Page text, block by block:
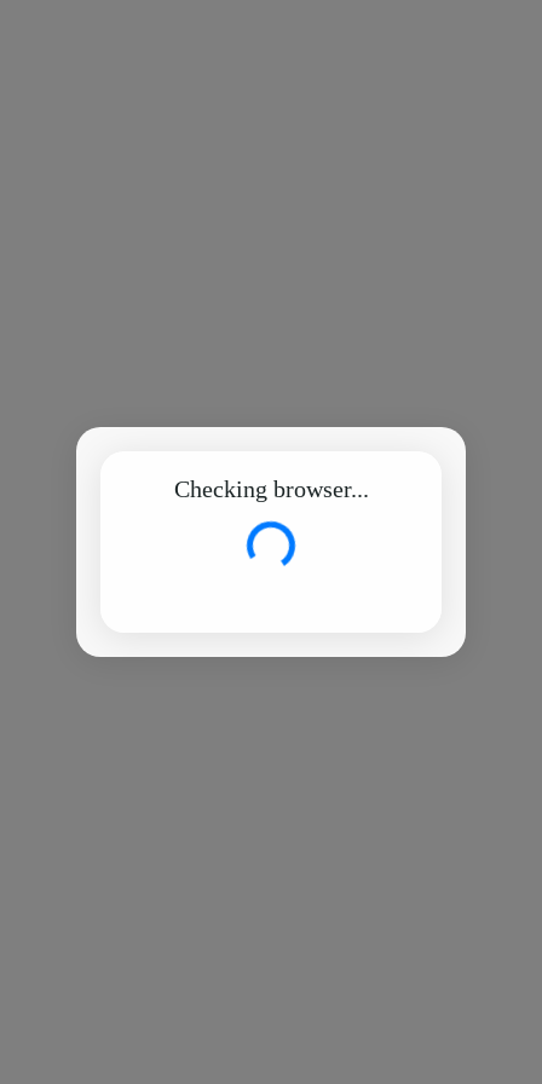
Checking browser...